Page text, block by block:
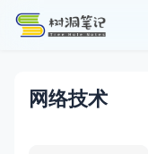
网络技术